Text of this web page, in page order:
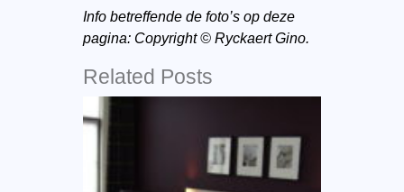
Info betreffende de foto’s op deze
pagina: Copyright © Ryckaert Gino.
Related Posts